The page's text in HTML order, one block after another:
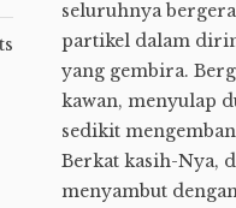
seluruhnya
partikel dalam
yang gembira.
kawan, menyulap
sedikit
Berkat kasih-Nya,
menyambut